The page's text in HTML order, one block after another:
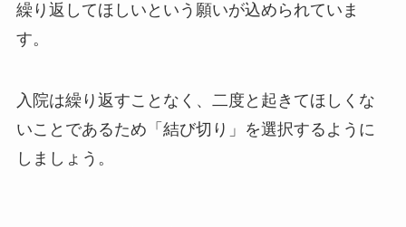
繰り返してほしいという願いが込められていま
す。
入院は繰り返すことなく、二度と起きてほしくな
いことであるため「結び切り」を選択するように
しましょう。